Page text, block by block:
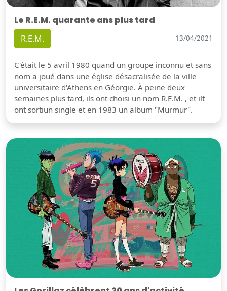
Le R.E.M. quarante ans plus tard
R.E.M. 13/04/2021
C'était le 5 avril 1980 quand un groupe inconnu et sans
nom a joué dans une église désacralisée de la ville
universitaire d'Athens en Géorgie. À peine deux
semaines plus tard, ils ont choisi un nom R.E.M. , et ilt
ont sortiun single et en 1983 un album "Murmur".